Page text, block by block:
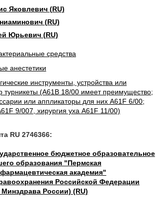
Яковлевич (RU)
(RU)
Юрьевич (RU)
средства
анестетики
инструменты, устройства или
турникеты (A61B 18/00 имеет преимущество;
или аппликаторы для них A61F 6/00;
9/007, хирургия уха A61F 11/00)
RU 2746366:
бюджетное образовательное
образования "Пермская
академия"
Российской Федерации
России) (RU)